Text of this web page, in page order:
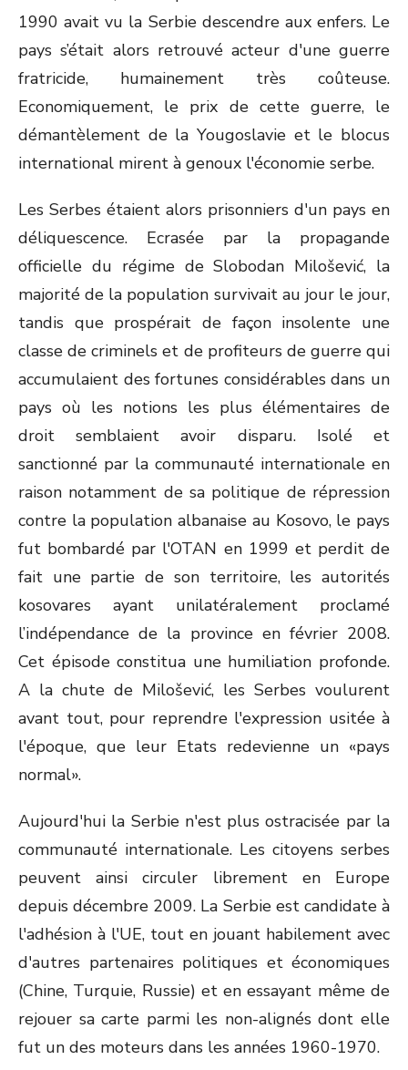
1990 avait vu la Serbie descendre aux enfers. Le
pays s’était alors retrouvé acteur d'une guerre
fratricide, humainement très coûteuse.
Economiquement, le prix de cette guerre, le
démantèlement de la Yougoslavie et le blocus
international mirent à genoux l'économie serbe.
Les Serbes étaient alors prisonniers d'un pays en
déliquescence. Ecrasée par la propagande
officielle du régime de Slobodan Milošević, la
majorité de la population survivait au jour le jour,
tandis que prospérait de façon insolente une
classe de criminels et de profiteurs de guerre qui
accumulaient des fortunes considérables dans un
pays où les notions les plus élémentaires de
droit semblaient avoir disparu. Isolé et
sanctionné par la communauté internationale en
raison notamment de sa politique de répression
contre la population albanaise au Kosovo, le pays
fut bombardé par l'OTAN en 1999 et perdit de
fait une partie de son territoire, les autorités
kosovares ayant unilatéralement proclamé
l’indépendance de la province en février 2008.
Cet épisode constitua une humiliation profonde.
A la chute de Milošević, les Serbes voulurent
avant tout, pour reprendre l'expression usitée à
l'époque, que leur Etats redevienne un «pays
normal».
Aujourd'hui la Serbie n'est plus ostracisée par la
communauté internationale. Les citoyens serbes
peuvent ainsi circuler librement en Europe
depuis décembre 2009. La Serbie est candidate à
l'adhésion à l'UE, tout en jouant habilement avec
d'autres partenaires politiques et économiques
(Chine, Turquie, Russie) et en essayant même de
rejouer sa carte parmi les non-alignés dont elle
fut un des moteurs dans les années 1960-1970.